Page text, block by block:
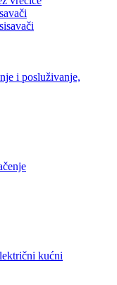
i posluživanje,
kućni